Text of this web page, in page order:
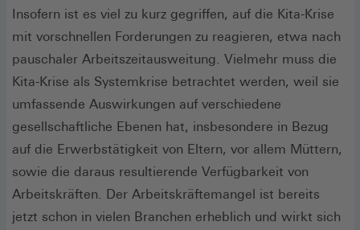
Insofern ist es viel zu kurz gegriffen, auf die Kita-Krise
mit vorschnellen Forderungen zu reagieren, etwa nach
pauschaler Arbeitszeitausweitung. Vielmehr muss die
Kita-Krise als Systemkrise betrachtet werden, weil sie
umfassende Auswirkungen auf verschiedene
gesellschaftliche Ebenen hat, insbesondere in Bezug
auf die Erwerbstätigkeit von Eltern, vor allem Müttern,
sowie die daraus resultierende Verfügbarkeit von
Arbeitskräften. Der Arbeitskräftemangel ist bereits
jetzt schon in vielen Branchen erheblich und wirkt sich